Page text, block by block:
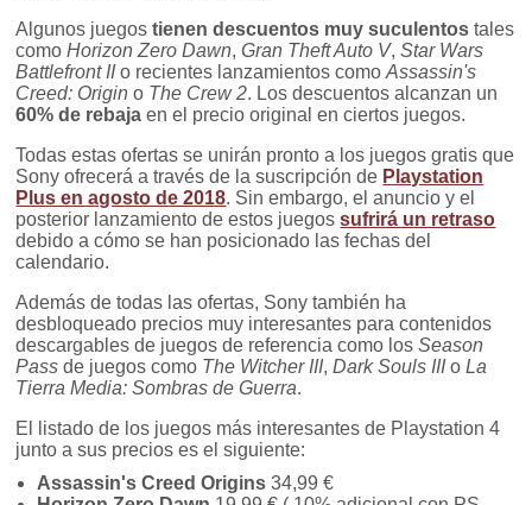
Algunos juegostienen descuentos muy suculentos tales
comoHorizon Zero Dawn,Gran Theft Auto V,Star Wars
Battlefront IIo recientes lanzamientos comoAssassin's
Creed: Origin o The Crew 2. Los descuentos alcanzan un
60% de rebaja en el precio original en ciertos juegos.
Todas estas ofertas se unirán pronto a los juegos gratis que
Sony ofrecerá a través de la suscripción de Playstation
Plus en agosto de 2018. Sin embargo, el anuncio y el
posterior lanzamiento de estos juegossufrirá un retraso
debido a cómo se han posicionado las fechas del
calendario.
Además de todas las ofertas, Sony también ha
desbloqueado precios muy interesantes para contenidos
descargables de juegos de referencia como losSeason
Pass de juegos como The Witcher III,Dark Souls IIIoLa
Tierra Media: Sombras de Guerra.
El listado de los juegos más interesantes de Playstation 4
junto a sus precios es el siguiente:
Assassin's Creed Origins 34,99 €